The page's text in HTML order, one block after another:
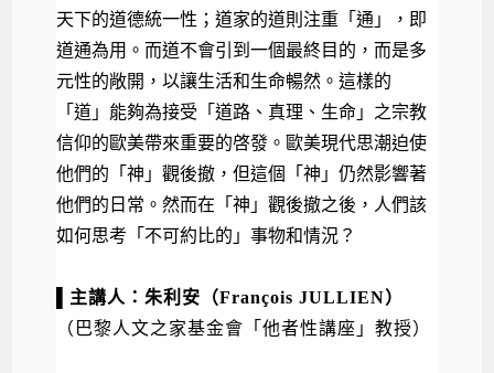
天下的道德統一性；道家的道則注重「通」， 即
道通為用。而道不會引到一個最終目的，而是多
元性的敞開，以讓生活和生命暢然。這樣的
「道」能夠為接受「道路、真理、 生命」之宗教
信仰的歐美帶來重要的啓發。 歐美現代思潮迫使
他們的「神」觀後撤，但這個「神」仍然影響著
他們的日常。然而在「神」觀後撤之後， 人們該
如何思考「不可約比的」事物和情況？
▌主講人： 朱利安（François JULLIEN）
（巴黎人文之家基金會「他者性講座」教授）